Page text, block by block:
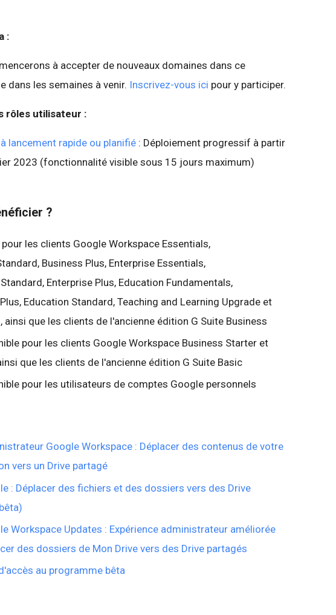
:
à accepter de nouveaux domaines dans ce
dans les semaines à venir. Inscrivez-vous ici pour y participer.
rôles utilisateur :
lancement rapide ou planifié : Déploiement progressif à partir
2023 (fonctionnalité visible sous 15 jours maximum)
?
les clients Google Workspace Essentials,
Business Plus, Enterprise Essentials,
Enterprise Plus, Education Fundamentals,
Education Standard, Teaching and Learning Upgrade et
ainsi que les clients de l'ancienne édition G Suite Business
pour les clients Google Workspace Business Starter et
que les clients de l'ancienne édition G Suite Basic
pour les utilisateurs de comptes Google personnels
Google Workspace : Déplacer des contenus de votre
vers un Drive partagé
: Déplacer des fichiers et des dossiers vers des Drive
Workspace Updates : Expérience administrateur améliorée
des dossiers de Mon Drive vers des Drive partagés
au programme bêta